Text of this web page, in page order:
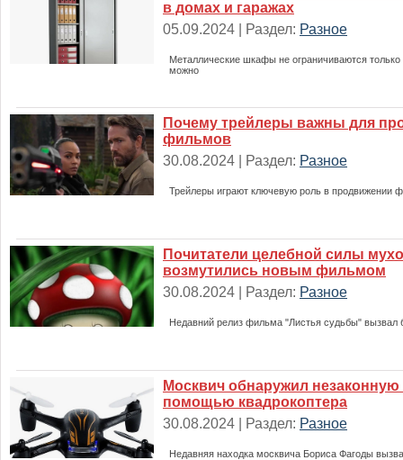
в домах и гаражах
05.09.2024 | Раздел: Разное
Металлические шкафы не ограничиваются
можно
Почему трейлеры важны для
фильмов
30.08.2024 | Раздел: Разное
Трейлеры играют ключевую роль в продвижении
Почитатели целебной силы
возмутились новым фильмом
30.08.2024 | Раздел: Разное
Недавний релиз фильма "Листья судьбы" вызвал
Москвич обнаружил незаконную
помощью квадрокоптера
30.08.2024 | Раздел: Разное
Недавняя находка москвича Бориса Фагоды